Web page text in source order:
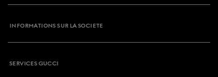
INFORMATIONS SUR LA SOCIETE
SERVICES GUCCI